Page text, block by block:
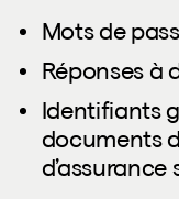
Mots de
Réponses à
Identifiants
documents
d’assurance